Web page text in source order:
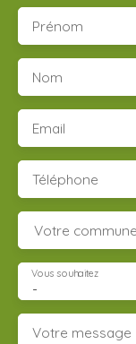
Prénom
Nom
Email
Téléphone
Votre commune
-
Vous souhaitez
Votre message